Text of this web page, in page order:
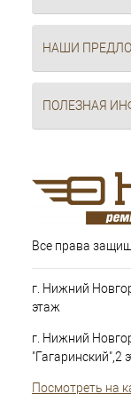
НАШИ
ПОЛЕЗНАЯ
Все права
г. Нижний
этаж
г. Нижний
"Гагаринский",2
Посмотреть на